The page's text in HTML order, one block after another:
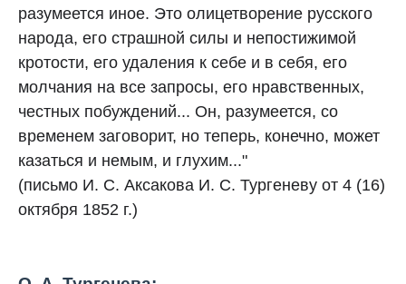
разумеется иное. Это олицетворение русского
народа, его страшной силы и непостижимой
кротости, его удаления к себе и в себя, его
молчания на все запросы, его нравственных,
честных побуждений... Он, разумеется, со
временем заговорит, но теперь, конечно, может
казаться и немым, и глухим..."
(письмо И. С. Аксакова И. С. Тургеневу от 4 (16)
октября 1852 г.)